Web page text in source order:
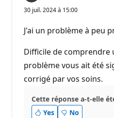
30 juil. 2024 à 15:00
J'ai un problème à peu
Difficile de comprendre
problème vous ait été
corrigé par vos soins.
Cette réponse a-t-elle
Yes
No